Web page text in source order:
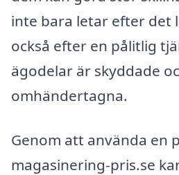
inte bara letar efter det
också efter en pålitlig
ägodelar är skyddade
omhändertagna.
Genom att använda en
magasinering-pris.se